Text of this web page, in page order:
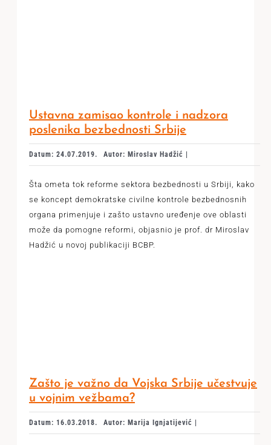
Ustavna zamisao kontrole i nadzora
poslenika bezbednosti Srbije
Datum: 24.07.2019. Autor: Miroslav Hadžić |
Šta ometa tok reforme sektora bezbednosti u Srbiji, kako
se koncept demokratske civilne kontrole bezbednosnih
organa primenjuje i zašto ustavno uređenje ove oblasti
može da pomogne reformi, objasnio je prof. dr Miroslav
Hadžić u novoj publikaciji BCBP.
Zašto je važno da Vojska Srbije učestvuje
u vojnim vežbama?
Datum: 16.03.2018. Autor: Marija Ignjatijević |